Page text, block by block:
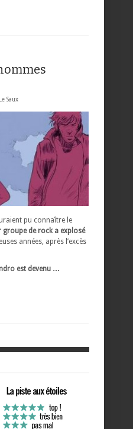
Saux
pu connaître le
groupe de rock a explosé
années, après l’excès
est devenu …